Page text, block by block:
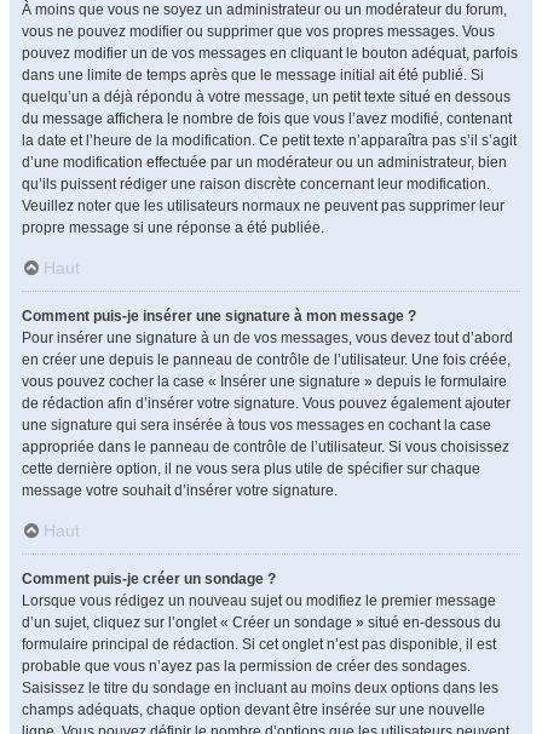
À moins que vous ne soyez un administrateur ou un modérateur du forum,
vous ne pouvez modifier ou supprimer que vos propres messages. Vous
pouvez modifier un de vos messages en cliquant le bouton adéquat, parfois
dans une limite de temps après que le message initial ait été publié. Si
quelqu’un a déjà répondu à votre message, un petit texte situé en dessous
du message affichera le nombre de fois que vous l’avez modifié, contenant
la date et l’heure de la modification. Ce petit texte n’apparaîtra pas s’il s’agit
d’une modification effectuée par un modérateur ou un administrateur, bien
qu’ils puissent rédiger une raison discrète concernant leur modification.
Veuillez noter que les utilisateurs normaux ne peuvent pas supprimer leur
propre message si une réponse a été publiée.
Haut
Comment puis-je insérer une signature à mon message ?
Pour insérer une signature à un de vos messages, vous devez tout d’abord
en créer une depuis le panneau de contrôle de l’utilisateur. Une fois créée,
vous pouvez cocher la case « Insérer une signature » depuis le formulaire
de rédaction afin d’insérer votre signature. Vous pouvez également ajouter
une signature qui sera insérée à tous vos messages en cochant la case
appropriée dans le panneau de contrôle de l’utilisateur. Si vous choisissez
cette dernière option, il ne vous sera plus utile de spécifier sur chaque
message votre souhait d’insérer votre signature.
Haut
Comment puis-je créer un sondage ?
Lorsque vous rédigez un nouveau sujet ou modifiez le premier message
d’un sujet, cliquez sur l’onglet « Créer un sondage » situé en-dessous du
formulaire principal de rédaction. Si cet onglet n’est pas disponible, il est
probable que vous n’ayez pas la permission de créer des sondages.
Saisissez le titre du sondage en incluant au moins deux options dans les
champs adéquats, chaque option devant être insérée sur une nouvelle